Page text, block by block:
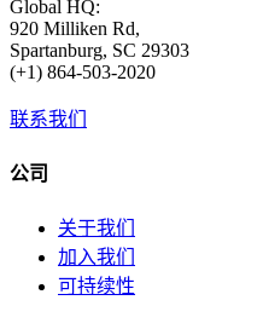
Global HQ:
920 Milliken Rd,
Spartanburg, SC 29303
(+1) 864-503-2020
联系我们
公司
关于我们
加入我们
可持续性